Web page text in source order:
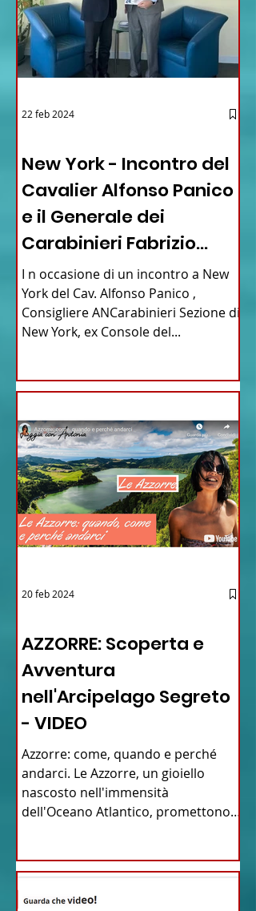
New York - Incontro del
Cavalier Alfonso Panico
e il Generale dei
Carabinieri Fabrizio
Parrulli
I n occasione di un incontro a New
York del Cav. Alfonso Panico ,
Consigliere ANCarabinieri Sezione di
New York, ex Console del...
22 feb 2024
AZZORRE: Scoperta e
Avventura
nell'Arcipelago Segreto
- VIDEO
Azzorre: come, quando e perché
andarci. Le Azzorre, un gioiello
nascosto nell'immensità
dell'Oceano Atlantico, promettono
20 feb 2024